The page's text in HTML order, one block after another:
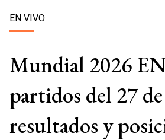
EN VIVO
Mundial 2026
partidos del 27
resultados y